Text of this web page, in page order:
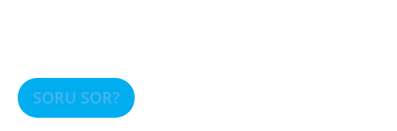
SORU SOR?